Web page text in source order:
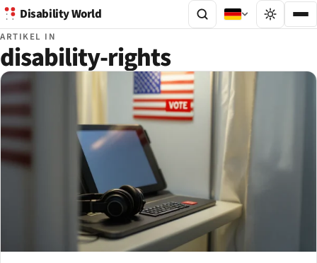
Disability World
ARTIKEL IN
disability-rights